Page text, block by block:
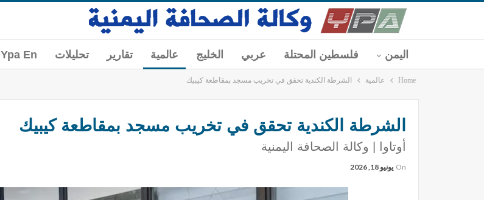
اليمن فلسطين المحتلة عربي الخليج عالمية تقارير تحليلات Ypa En
Home عالمية الشرطة الكندية تحقق في تخريب مسجد بمقاطعة كيبيك
الشرطة الكندية تحقق في تخريب مسجد بمقاطعة كيبيك
أوتاوا | وكالة الصحافة اليمنية
On يونيو 18, 2026